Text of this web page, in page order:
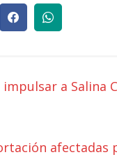
a Salina